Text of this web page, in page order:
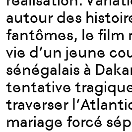
autour des
fantômes, le film
vie d’un jeune
sénégalais à
tentative
traverser
mariage forcé